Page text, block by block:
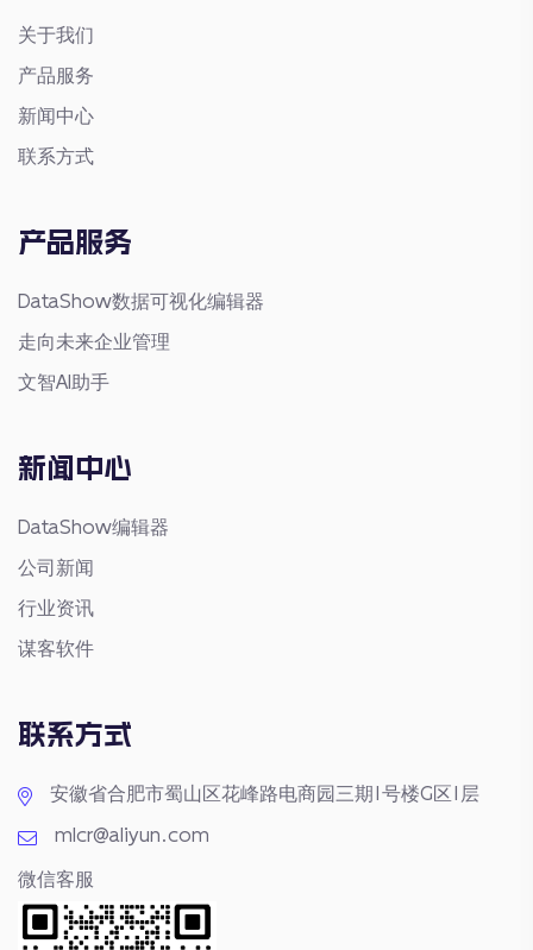
关于我们
产品服务
新闻中心
联系方式
产品服务
DataShow数据可视化编辑器
走向未来企业管理
文智AI助手
新闻中心
DataShow编辑器
公司新闻
行业资讯
谋客软件
联系方式
安徽省合肥市蜀山区花峰路电商园三期1号楼G区1层
mlcr@aliyun.com
微信客服